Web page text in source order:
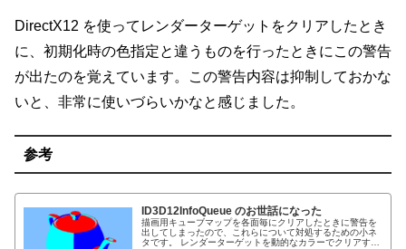
DirectX12 を使ってレンダーターゲットをクリアしたとき
に、初期化時の色指定と違うものを行ったときにこの警告
が出たのを覚えています。この警告内容は抑制しておかな
いと、非常に使いづらいかなと感じました。
参考
ID3D12InfoQueue のお世話になった
描画用キューブマップを各面毎にクリアしたときに警告を
出してしまったので、これらについて対処するための小ネ
タです。 レンダーターゲットを動的なカラーでクリアする